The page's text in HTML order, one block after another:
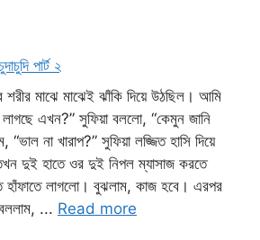
পার্ট ২
মাঝে মাঝেই ঝাঁকি দিয়ে উঠছিল। আমি
এখন?” সুফিয়া বললো, “কেমুন জানি
না খারাপ?” সুফিয়া লজ্জিত হাসি দিয়ে
দুই হাতে ওর দুই নিপল ম্যাসাজ করতে
হাঁফাতে লাগলো। বুঝলাম, কাজ হবে। এরপর
... Read more